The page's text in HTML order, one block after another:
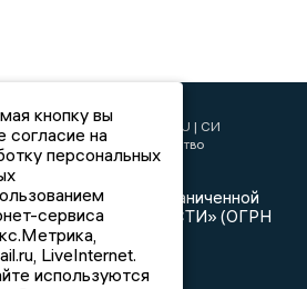
2017 © NEWSVLADIMIR.RU | СИ
«Информационное агентство
Владимирские новости»
Общество с ограниченной
НОВОСТИ» (ОГРН
С. А.
кнопку вы
согласие на
персональных
сервиса
LiveInternet.
используются